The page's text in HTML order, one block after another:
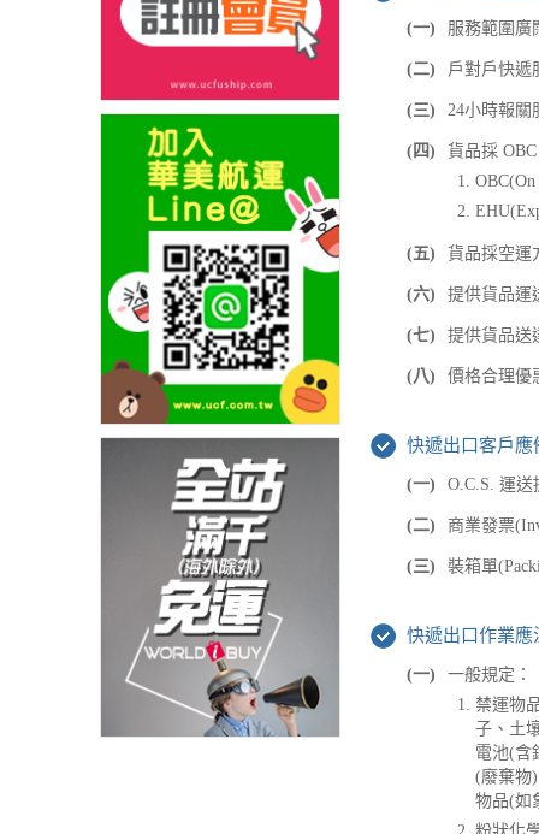
(一) 服務範圍廣
(二) 戶對戶快遞
(三) 24小時報關
(四)
貨品採
(五) 貨品採空運
(六) 提供貨品運
(七) 提供貨品送
(八) 價格合理優
快遞出口客戶應
(一) O.C.S. 運送
(二) 商業發票
(三) 裝箱單
快遞出口作業應
(一)
一般規定：
禁運物
子、土
電池(含
(廢棄物
物品(如